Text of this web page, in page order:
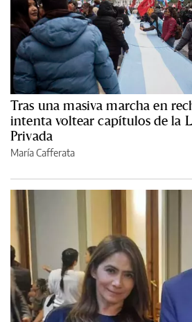
Tras una masiva marcha en
intenta voltear capítulos de la
Privada
María Cafferata